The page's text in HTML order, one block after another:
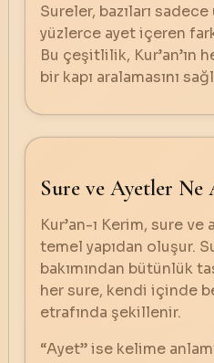
Sureler, bazıları
yüzlerce ayet içeren
Bu çeşitlilik, Kur’an’ın
bir kapı aralamasını
Sure ve Ayetler Ne
Kur’an-ı Kerim, sure ve
temel yapıdan oluşur.
bakımından bütünlük
her sure, kendi içinde
etrafında şekillenir.
“Ayet” ise kelime